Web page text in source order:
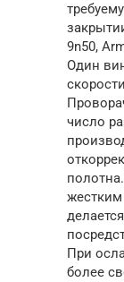
9n50,
Один
число
жестким
При
более